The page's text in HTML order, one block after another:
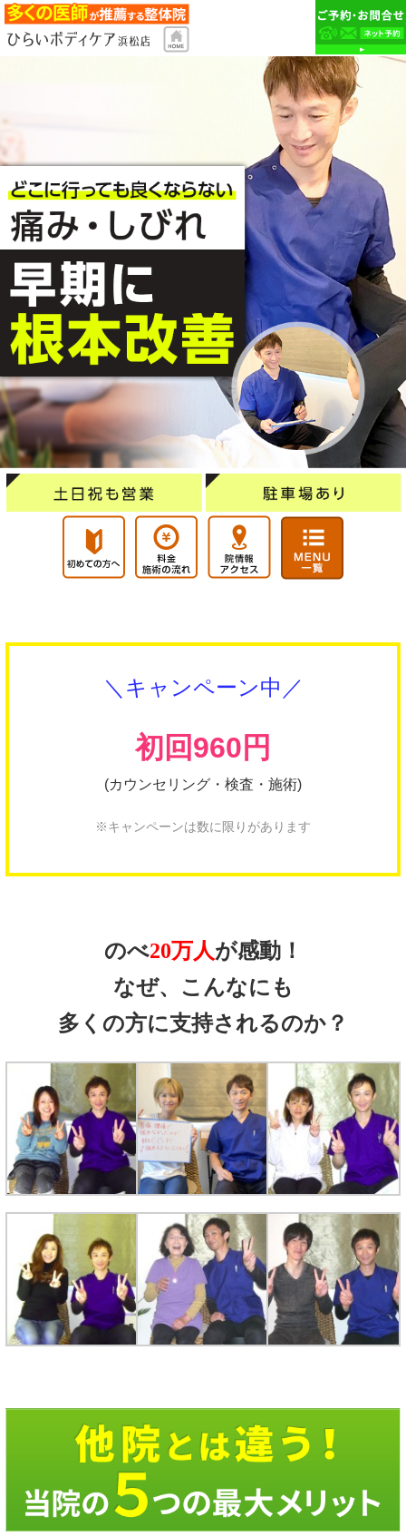
＼キャンペーン中／
初回960円
(カウンセリング・検査・施術)
※キャンペーンは数に限りがあります
のべ20万人が感動！
なぜ、こんなにも
多くの方に支持されるのか？